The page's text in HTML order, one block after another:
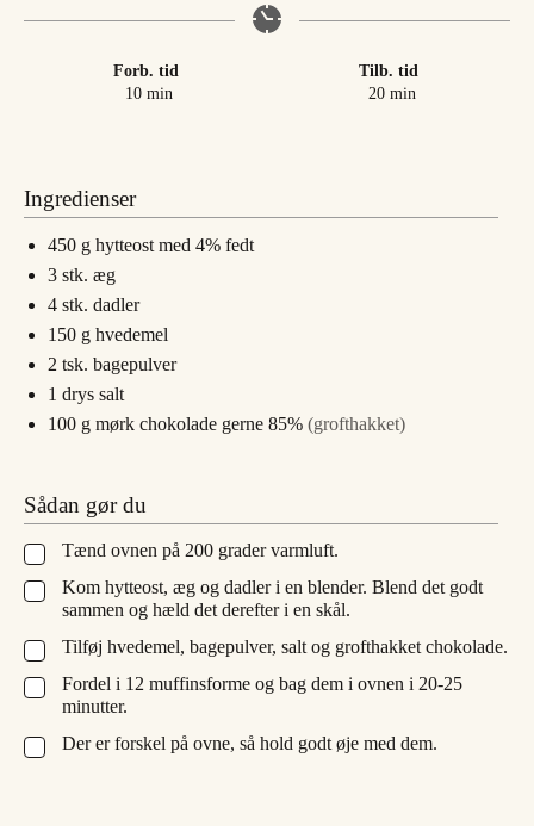
Forb. tid
10minutter
min
Tilb. tid
20minutter
min
Ingredienser
450 g hytteost med 4% fedt
3 stk. æg
4 stk. dadler
150 g hvedemel
2 tsk. bagepulver
1 drys salt
100 g mørk chokolade gerne 85% (grofthakket)
Sådan gør du
▢
Tænd ovnen på 200 grader varmluft.
▢
Kom hytteost, æg og dadler i en blender. Blend det godt
sammen og hæld det derefter i en skål.
▢
Tilføj hvedemel, bagepulver, salt og grofthakket chokolade.
▢
Fordel i 12 muffinsforme og bag dem i ovnen i 20-25
minutter.
▢
Der er forskel på ovne, så hold godt øje med dem.